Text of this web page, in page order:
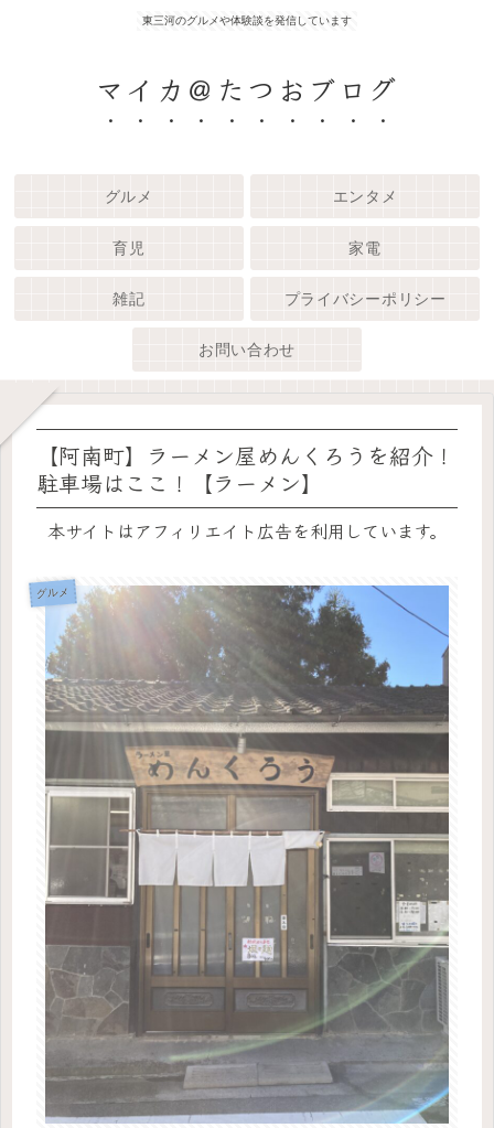
東三河のグルメや体験談を発信しています
マイカ＠たつおブログ
グルメ エンタメ
育児 家電
雑記 プライバシーポリシー
お問い合わせ
【阿南町】ラーメン屋めんくろうを紹介！
駐車場はここ！【ラーメン】
本サイトはアフィリエイト広告を利用しています。
グルメ